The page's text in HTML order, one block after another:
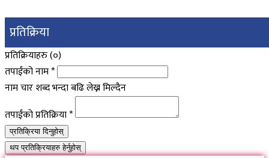
प्रतिक्रिया
प्रतिक्रियाहरु (०)
तपाईंको नाम*
नाम चार शब्द भन्दा बढि लेख्न मिल्दैन
तपाईंको प्रतिक्रिया*
प्रतिक्रिया दिनुहोस्
थप प्रतिक्रियाहरु हेर्नुहोस्